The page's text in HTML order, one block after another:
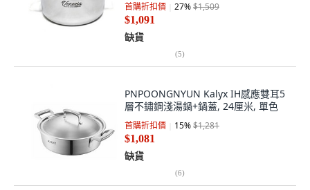
首購折扣價 27%$1,509
$1,091
缺貨
(5)
PNPOONGNYUN Kalyx IH感應雙耳5
層不鏽鋼淺湯鍋+鍋蓋, 24厘米, 單色
首購折扣價 15%$1,281
$1,081
缺貨
(6)